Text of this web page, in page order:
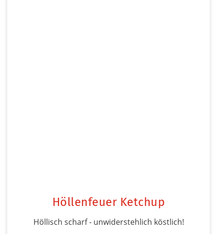
Höllenfeuer Ketchup
Höllisch scharf - unwiderstehlich köstlich!